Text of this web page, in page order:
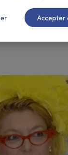
4 minute(s)
Accepter